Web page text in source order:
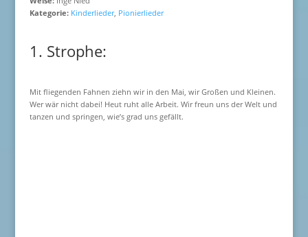
Kategorie: Kinderlieder, Pionierlieder
1. Strophe:
Mit fliegenden Fahnen ziehn wir in den Mai, wir Großen und Kleinen.
Wer wär nicht dabei! Heut ruht alle Arbeit. Wir freun uns der Welt und
tanzen und springen, wie’s grad uns gefällt.